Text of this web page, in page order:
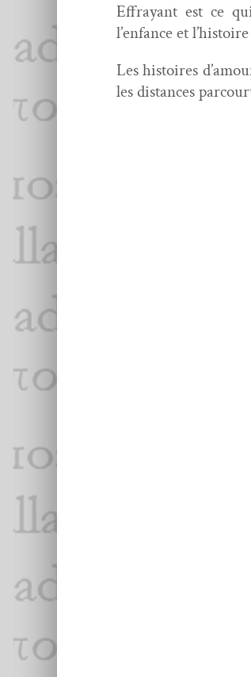
Effrayant est ce
l’enfance et
Les his­toires
les dis­tances